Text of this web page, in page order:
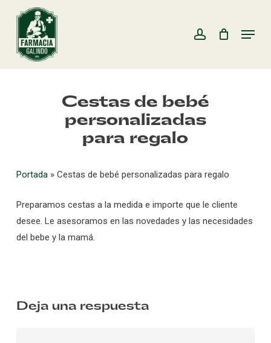
contenido
principal
cuenta Menú
carrito
Cestas de bebé
personalizadas
para regalo
Portada» Cestas de bebé personalizadas para regalo
Preparamos cestas a la medida e importe que le cliente
desee. Le asesoramos en las novedades y las necesidades
del bebe y la mamá.
Deja una respuesta
Cerrar